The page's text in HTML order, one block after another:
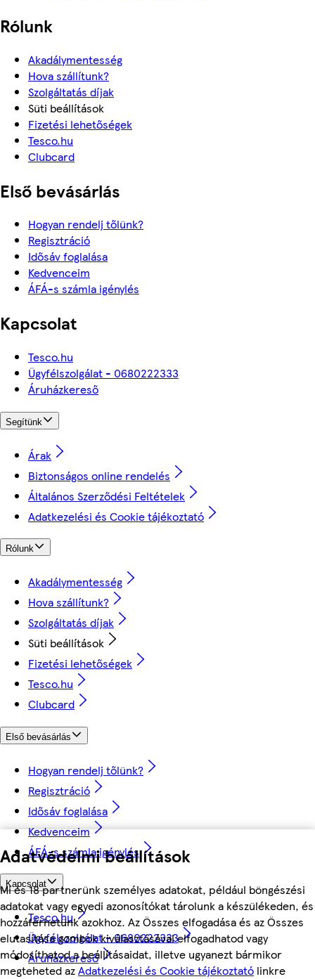
Adatvédelmi beállítások
Mi és 18 partnerünk személyes adatokat, például böngészési
adatokat vagy egyedi azonosítókat tárolunk a készülékeden, és
hozzáférhetünk azokhoz. Az Összes elfogadása és az Összes
elutasítása gombok kiválasztásával elfogadhatod vagy
módosíthatod a beállításaidat, illetve ugyanezt bármikor
megteheted azAdatkezelési és Cookie tájékoztató linkre
Rólunk
Akadálymentesség
Hova szállítunk?
Szolgáltatás díjak
Süti beállítások
Fizetési lehetőségek
Tesco.hu
Clubcard
Első bevásárlás
Hogyan rendelj tőlünk?
Regisztráció
Idősáv foglalása
Kedvenceim
ÁFÁ-s számla igénylés
Kapcsolat
Tesco.hu
Ügyfélszolgálat - 0680222333
Áruházkereső
Segítünk
Árak
Biztonságos online rendelés
Általános Szerződési Feltételek
Adatkezelési és Cookie tájékoztató
Rólunk
Akadálymentesség
Hova szállítunk?
Szolgáltatás díjak
Süti beállítások
Fizetési lehetőségek
Tesco.hu
Clubcard
Első bevásárlás
Hogyan rendelj tőlünk?
Regisztráció
Idősáv foglalása
Kedvenceim
ÁFÁ-s számla igénylés
Kapcsolat
Tesco.hu
Ügyfélszolgálat - 0680222333
Áruházkereső